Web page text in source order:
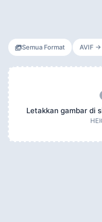
Semua Format AVIF →
Letakkan gambar di